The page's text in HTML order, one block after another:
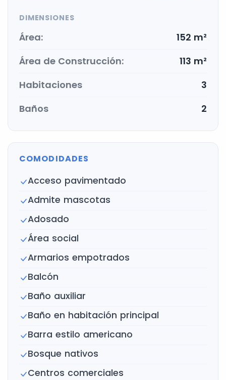
DIMENSIONES
Área:
152 m²
Área de Construcción:
113 m²
Habitaciones
3
Baños
2
COMODIDADES
Acceso pavimentado
Admite mascotas
Adosado
Área social
Armarios empotrados
Balcón
Baño auxiliar
Baño en habitación principal
Barra estilo americano
Bosque nativos
Centros comerciales